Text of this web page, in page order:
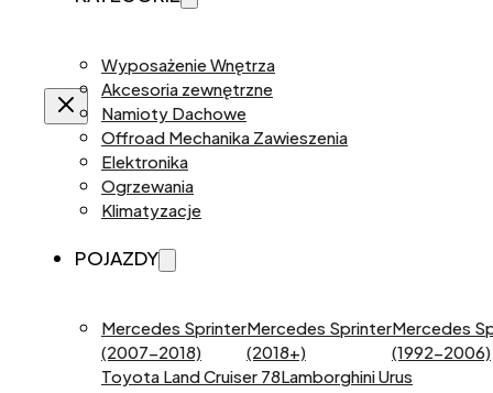
Wyposażenie Wnętrza
Akcesoria zewnętrzne
Namioty Dachowe
Offroad Mechanika Zawieszenia
Elektronika
Ogrzewania
Klimatyzacje
POJAZDY
Mercedes Sprinter
(2007-2018)
Mercedes Sprinter
(2018+)
Mercedes
(1992-2006)
Toyota Land Cruiser 78Lamborghini Urus